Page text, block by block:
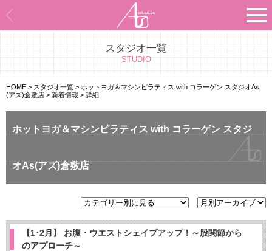
スタジオ一覧
STUDIO
HOME > スタジオ一覧 > ホットヨガ＆マシンピラティス with コラーゲン スタジオAs
(アズ)倉敷店 > 新着情報 > 詳細
ホットヨガ＆マシンピラティス with コラーゲン スタジ
オAs(アズ)倉敷店
【1･2月】 お腹・ウエストシェイプアップ！～股関節から
のアプローチ～
Asのコンセプト
Asのナビゲーションシステム
施設紹介
よくあるご質問
エビデンス